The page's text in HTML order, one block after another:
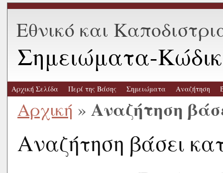
Εθνικό και
Σημειώματα-
Αρχική Σελίδα Περί της Βάσης Σημειώματα Αναζήτηση
Αρχική » Αναζήτηση
Αναζήτηση βάσει